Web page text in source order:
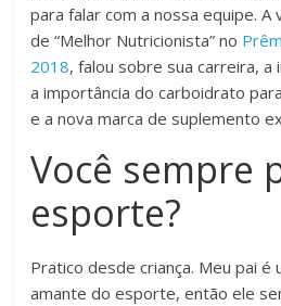
para falar com a nossa equipe.
de “Melhor Nutricionista” no
2018, falou sobre sua carreira, a
a importância do carboidrato
e a nova marca de suplemento
Você sempre
esporte?
Pratico desde criança. Meu pai
amante do esporte, então ele